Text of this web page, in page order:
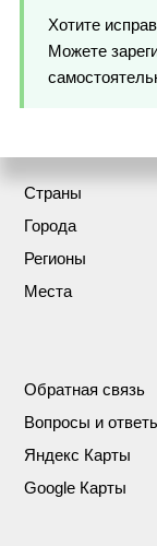
Хотите
Можете
Страны
Города
Регионы
Места
Обратная связь
Вопросы и
Яндекс Карты
Google Карты